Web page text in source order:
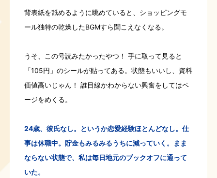
背表紙を舐めるように眺めていると、ショッピングモ
ール独特の乾燥したBGMすら聞こえなくなる。
うそ、この号読みたかったやつ！ 手に取って見ると
「105円」のシールが貼ってある。状態もいいし、資料
価値高いじゃん！ 誰目線かわからない興奮をしてはペ
ージをめくる。
24歳、彼氏なし。というか恋愛経験ほとんどなし。仕
事は休職中。貯金もみるみるうちに減っていく。まま
ならない状態で、私は毎日地元のブックオフに通って
いた。